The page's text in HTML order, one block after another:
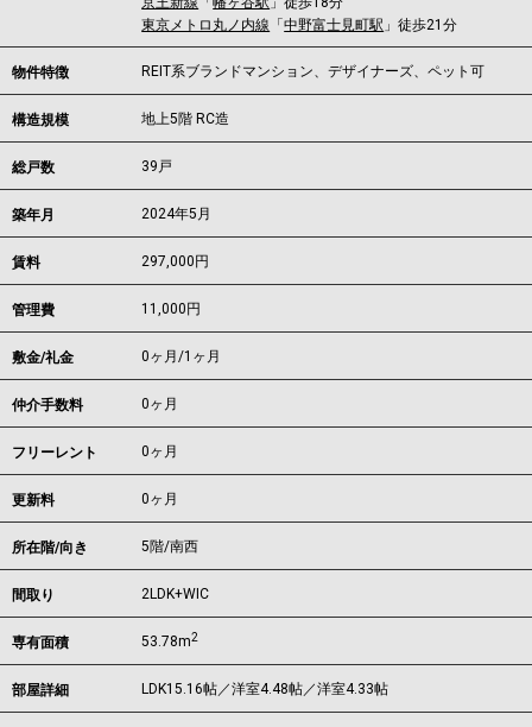
東京メトロ丸ノ内線 「中野富士見町駅 」徒歩21分
物件特徴 REIT系ブランドマンション、デザイナーズ、ペット可
構造規模 地上5階 RC造
総戸数 39戸
築年月 2024年5月
賃料 297,000 円
管理費 11,000円
敷金/礼金 0ヶ月/1ヶ月
仲介手数料 0ヶ月
フリーレント 0ヶ月
更新料 0ヶ月
所在階/向き 5階/南西
間取り 2LDK+WIC
専有面積 53.78m2
部屋詳細 LDK15.16帖／洋室4.48帖／洋室4.33帖